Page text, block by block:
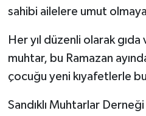
sahibi ailelere umut
Her yıl düzenli olarak gıda
muhtar, bu Ramazan
çocuğu yeni kıyafetlerle
Sandıklı Muhtarlar